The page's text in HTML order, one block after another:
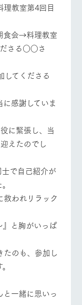
ふ
じ
館ヶ
とふ
アクティ
ビティ／
ツリーハウスや
ど、楽しみなが
ら学べる様々な
プ
い
育て
じ
逸
えた
牧場マッ
プ
ウンロード
アクセス
のお客様へ
教室第4回目
食会→料理教室
ださる○○さ
てくださる
感謝していま
に緊張し、当
えたのでし
で自己紹介が
われリラック
』と胸がいっぱ
たのも、参加し
一緒に思いっ